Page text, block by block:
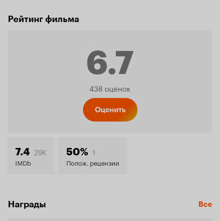
Рейтинг фильма
6.7
Рейтинг
6.7
438 оценок
Оценить
7.4 29K
IMDb
50% 1
Полож. рецензии
Награды Все